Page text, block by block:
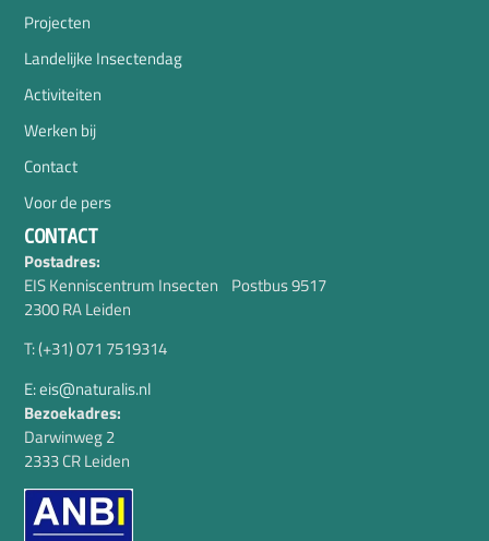
Projecten
Landelijke Insectendag
Activiteiten
Werken bij
Contact
Voor de pers
CONTACT
Postadres:
EIS Kenniscentrum Insecten Postbus 9517
2300 RA Leiden
T: (+31) 071 7519314
E: eis@naturalis.nl
Bezoekadres:
Darwinweg 2
2333 CR Leiden